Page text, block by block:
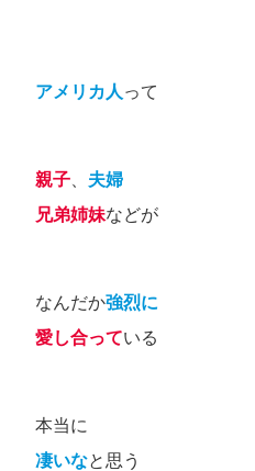
アメリカ人 って
親子
夫婦
兄弟姉妹などが
なんだか強烈に
愛し合っている
本当に
凄いなと思う